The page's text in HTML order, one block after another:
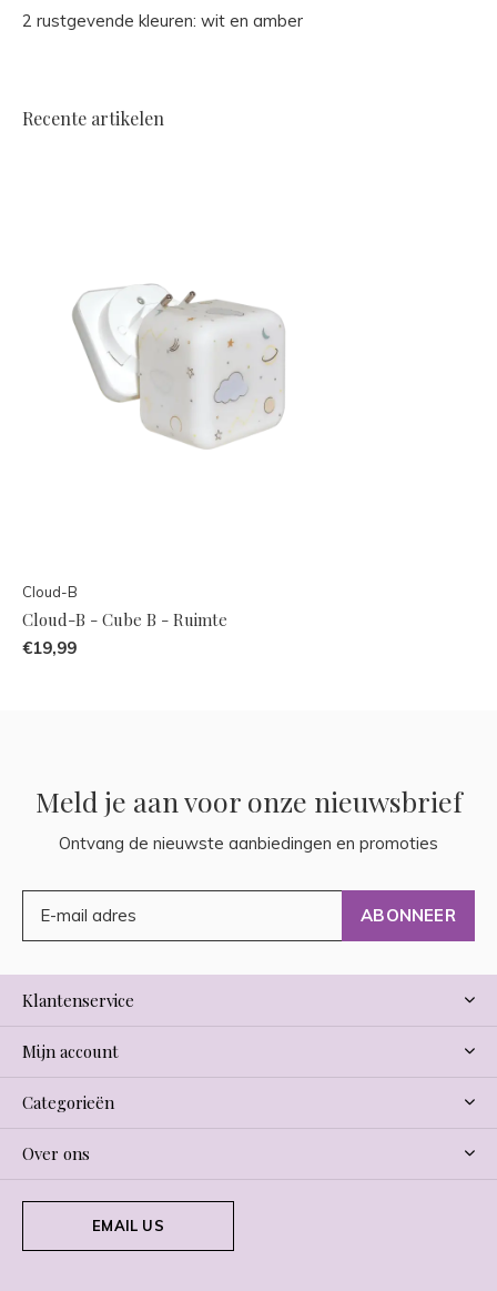
2 rustgevende kleuren: wit en amber
Recente artikelen
Cloud-B
Cloud-B - Cube B - Ruimte
€19,99
Meld je aan voor onze nieuwsbrief
Ontvang de nieuwste aanbiedingen en promoties
ABONNEER
Klantenservice
Mijn account
Categorieën
Over ons
EMAIL US